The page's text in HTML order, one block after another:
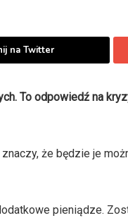
na Twitter
To odpowiedź na
że będzie je
pieniądze.